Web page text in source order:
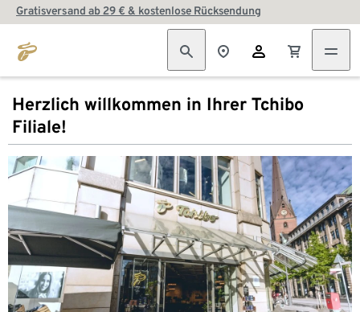
Gratisversand ab 29 € & kostenlose Rücksendung
Herzlich willkommen in Ihrer Tchibo
Filiale!